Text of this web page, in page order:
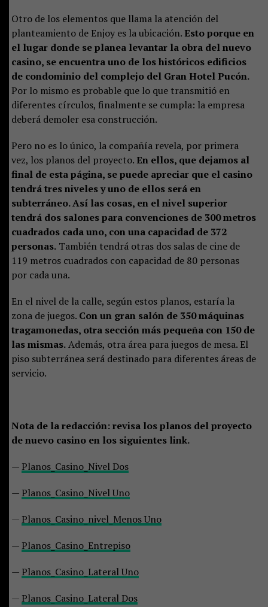
Otro de los elementos que llama la atención del
planteamiento de Enjoy es la ubicación. Esto porque en
el lugar donde se planea levantar la obra del nuevo
casino, se encuentra uno de los históricos edificios
de condominio del complejo del Gran Hotel Pucón.
Por lo mismo es probable que lo que transmitió en
diferentes círculos, finalmente se cumpla: la empresa
deberá demoler esa construcción.
Pero no es lo único, la compañía revela, por primera
vez, los planos del proyecto. En ellos, que dejamos al
final de esta página, se puede apreciar que el casino
tendrá tres niveles y uno de ellos será en
subterráneo. Así las cosas, en el nivel superior
tendrá dos salones para convenciones de 300 metros
cuadrados cada uno, con una capacidad de 372
personas.También tendrá otras dos salas de cine de
119 metros cuadrados con capacidad de 80 personas
por cada una.
En el nivel de la calle, según estos planos, estaría la
zona de juegos. Con un gran salón de 350 máquinas
tragamonedas, otra sección más pequeña con 150 de
las mismas.Además, otra área para juegos de mesa. El
piso subterránea será destinado para diferentes áreas de
servicio.
Nota de la redacción: revisa los planos del proyecto
de nuevo casino en los siguientes link.
— Planos_Casino_Nivel Dos
— Planos_Casino_Nivel Uno
— Planos_Casino_nivel_Menos Uno
— Planos_Casino_Entrepiso
— Planos_Casino_Lateral Uno
— Planos_Casino_Lateral Dos